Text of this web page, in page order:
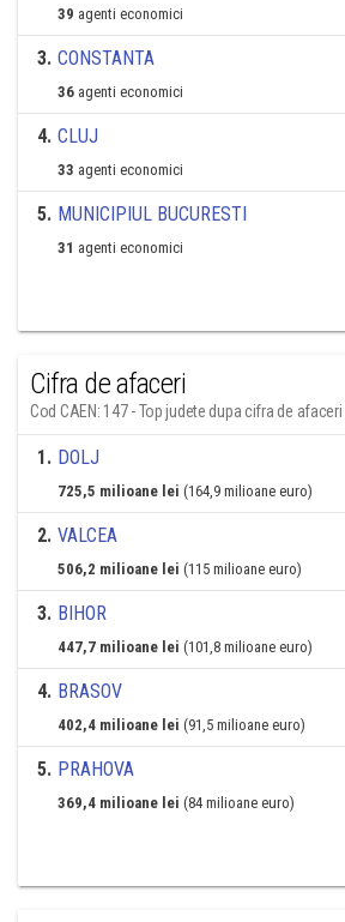
39 agenti economici
3. CONSTANTA
36 agenti economici
4. CLUJ
33 agenti economici
5. MUNICIPIUL BUCURESTI
31 agenti economici
Cifra de afaceri
Cod CAEN: 147 - Top judete dupa cifra de afaceri
1. DOLJ
725,5 milioane lei (164,9 milioane euro)
2. VALCEA
506,2 milioane lei (115 milioane euro)
3. BIHOR
447,7 milioane lei (101,8 milioane euro)
4. BRASOV
402,4 milioane lei (91,5 milioane euro)
5. PRAHOVA
369,4 milioane lei (84 milioane euro)